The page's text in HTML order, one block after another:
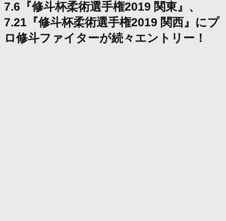
7.6『修斗杯柔術選手権2019 関東』、
7.21『修斗杯柔術選手権2019 関西』にプ
ロ修斗ファイターが続々エントリー！